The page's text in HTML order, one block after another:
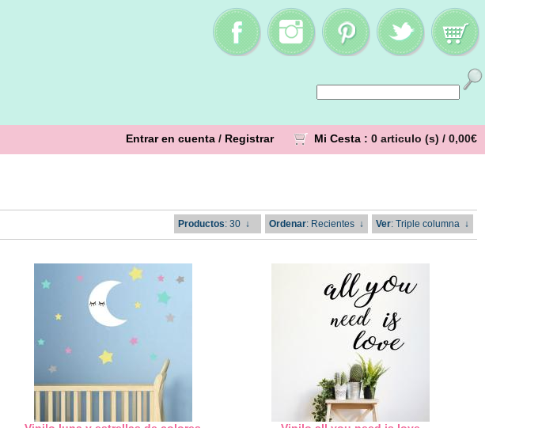
Entrar en cuenta / Registrar Mi Cesta : 0 articulo (s) / 0,00€
Productos: 30 ↓ Ordenar: Recientes ↓ Ver: Triple columna ↓